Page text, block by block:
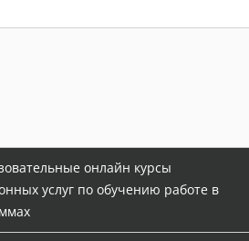
онлайн курсы
услуг по обучению работе в